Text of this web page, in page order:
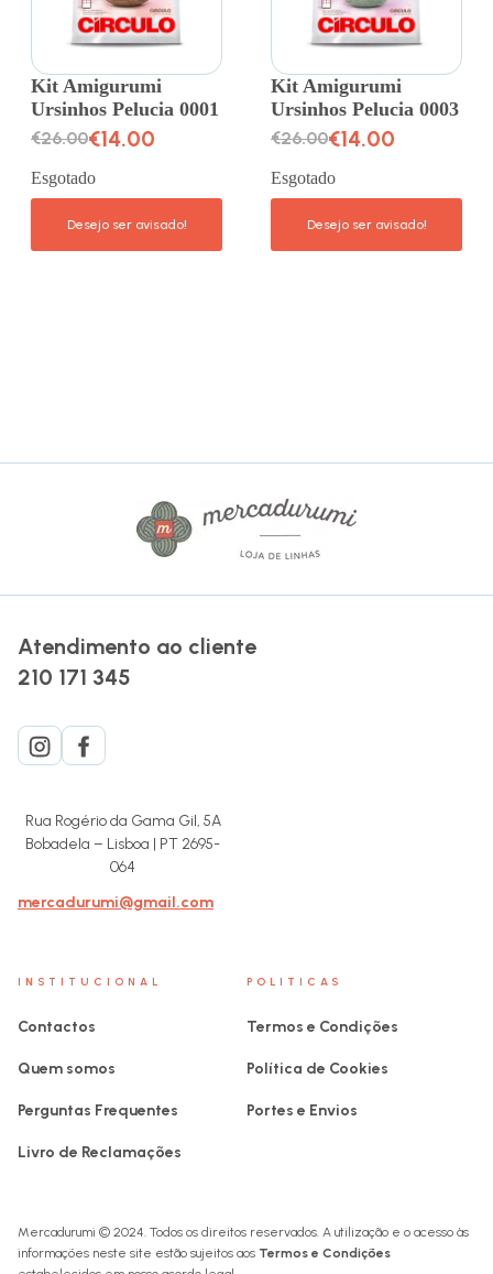
Kit Amigurumi
Ursinhos Pelucia 0001
€26.00€14.00
Esgotado
Kit Amigurumi
Ursinhos Pelucia 0003
€26.00€14.00
Esgotado
Atendimento ao cliente
210 171 345
Rua Rogério da Gama Gil, 5A
Bobadela – Lisboa | PT 2695-
064
mercadurumi@gmail.com
INSTITUCIONAL
Contactos
Quem somos
Perguntas Frequentes
Livro de Reclamações
POLITICAS
Termos e Condições
Política de Cookies
Portes e Envios
Mercadurumi © 2024. Todos os direitos reservados. A utilização e o acesso às
informações neste site estão sujeitos aos Termos e Condições